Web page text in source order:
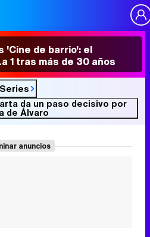
'Cine de barrio': el
1 tras más de 30 años
Series
da un paso decisivo por
de Álvaro
anuncios